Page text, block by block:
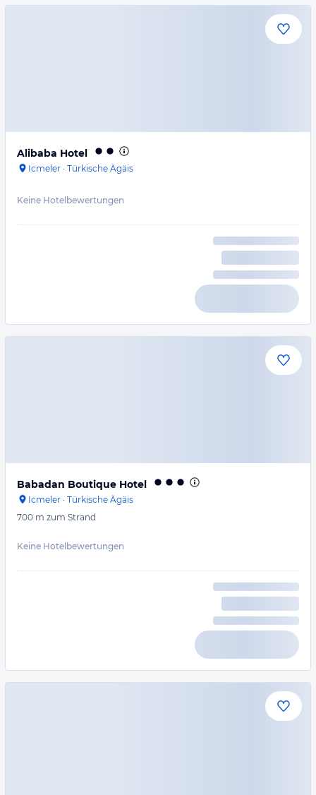
Alibaba Hotel
Icmeler · Türkische Ägäis
Keine Hotelbewertungen
Babadan Boutique Hotel
Icmeler · Türkische Ägäis
700 m zum Strand
Keine Hotelbewertungen